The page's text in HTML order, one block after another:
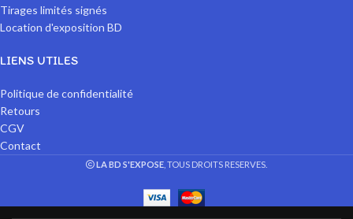
Tirages limités signés
Location d'exposition BD
LIENS UTILES
Politique de confidentialité
Retours
CGV
Contact
LA BD S'EXPOSE , TOUS DROITS RESERVES.